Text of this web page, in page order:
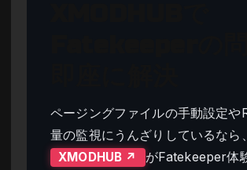
ページングファイルの手動設定や
量の監視にうんざりしているなら、
XMODHUB ↗ がFatekeeper体